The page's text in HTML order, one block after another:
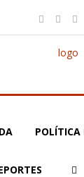
POLÍTICA